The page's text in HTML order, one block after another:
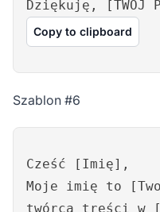
Dziękuję, [TWÓJ
Copy to clipboard
Szablon #6
Cześć [Imię],
Moje imię to
twórcą treści w